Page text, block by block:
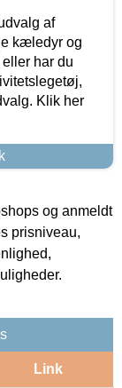
af
kæledyr og
har du
Klik her
og anmeldt
prisniveau,
Link